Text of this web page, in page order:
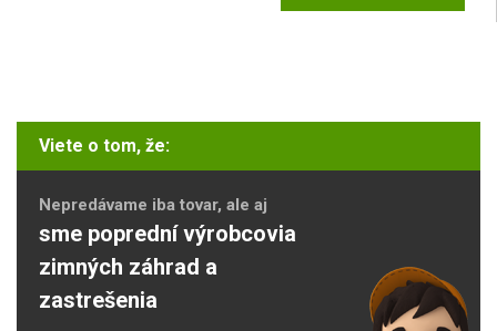
Viete o tom, že:
Nepredávame iba tovar, ale aj
sme poprední výrobcovia
zimných záhrad a
zastrešenia